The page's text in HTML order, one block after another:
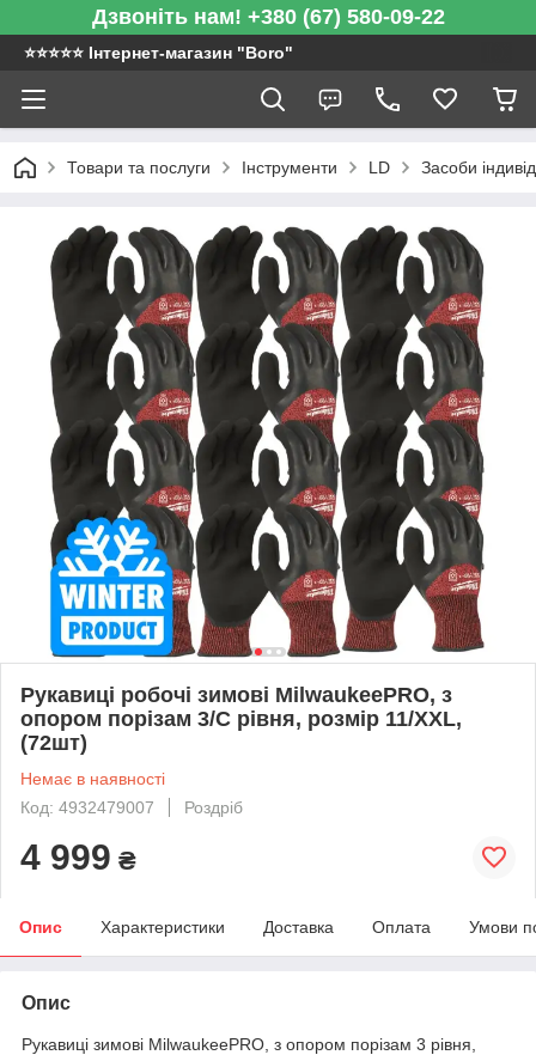
Дзвоніть нам! +380 (67) 580-09-22
⭐️⭐️⭐️⭐️⭐️ Інтернет-магазин "Boro"
Товари та послуги Інструменти LD Засоби
Рукавиці робочі зимові MilwaukeePRO, з
опором порізам 3/С рівня, розмір 11/XXL,
(72шт)
Немає в наявності
Код: 4932479007
Роздріб
4 999 ₴
Опис Характеристики Доставка Оплата Умови
Опис
Рукавиці зимові MilwaukeePRO, з опором порізам 3 рівня,